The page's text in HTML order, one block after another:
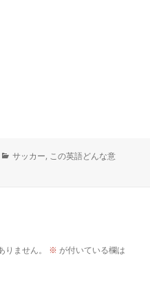
カ
サッカー, この英語どんな意
ません。 ※ が付いている欄は